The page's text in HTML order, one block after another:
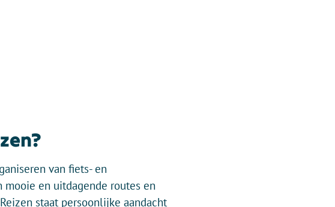
van fiets- en
en uitdagende routes en
staat persoonlijke aandacht